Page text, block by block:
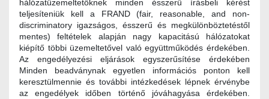
hálózatüzemeltetőknek minden ésszerű írásbeli kérést
teljesíteniük kell a FRAND (fair, reasonable, and non-
discriminatory igazságos, ésszerű és megkülönböztetéstől
mentes) feltételek alapján nagy kapacitású hálózatokat
kiépítő többi üzemeltetővel való együttműködés érdekében.
Az engedélyezési eljárások egyszerűsítése érdekében
Minden beadványnak egyetlen információs ponton kell
keresztülmennie és további intézkedések lépnek érvénybe
az engedélyek időben történő jóváhagyása érdekében.